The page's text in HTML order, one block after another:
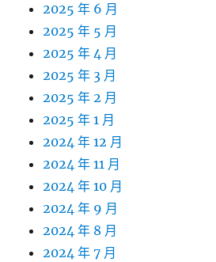
2025 年 6 月
2025 年 5 月
2025 年 4 月
2025 年 3 月
2025 年 2 月
2025 年 1 月
2024 年 12 月
2024 年 11 月
2024 年 10 月
2024 年 9 月
2024 年 8 月
2024 年 7 月